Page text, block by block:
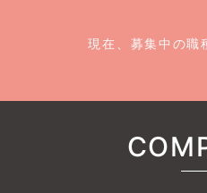
現在、募集中の職